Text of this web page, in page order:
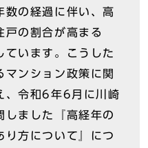
数の経過に伴い、高
戸の割合が高まる
ています。こうした
マンション政策に関
、令和6年6月に川崎
しました『高経年の
り方について』につ